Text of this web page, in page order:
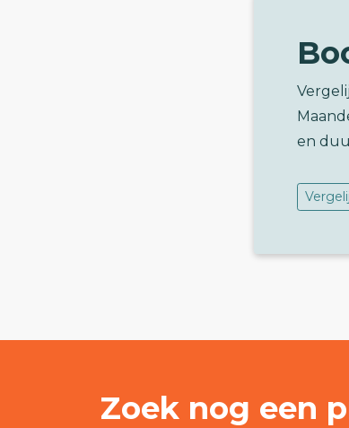
en
Zoek nog een